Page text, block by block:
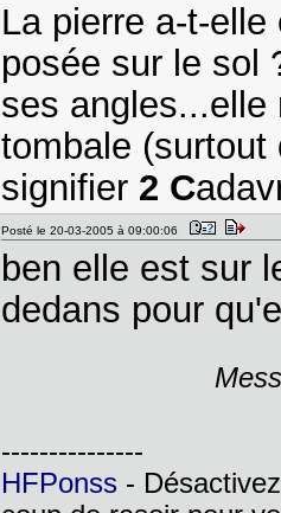
La pierre a-t-
posée sur le sol
ses angles...elle
tombale
signifier 2 C
Posté le 20-03-2005 à 09:00:06
ben elle est sur
dedans pour
---------------
HFPonss-